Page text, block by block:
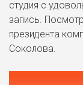
студия с
запись.
президента
Соколова.